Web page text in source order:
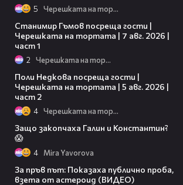
5 Черешката на тортата
Станимир Гъмов посреща гости |
Черешката на тортата | 7 авг. 2026 |
част 1
2 Черешката на тортата
Поли Недкова посреща гости |
Черешката на тортата | 5 авг. 2026 |
част 2
4 Черешката на тортата
Защо закопчаха Галин и Константин?
😱
4 Mira Yavorova
За пръв път: Показаха публично проба,
взета от астероид (ВИДЕО)